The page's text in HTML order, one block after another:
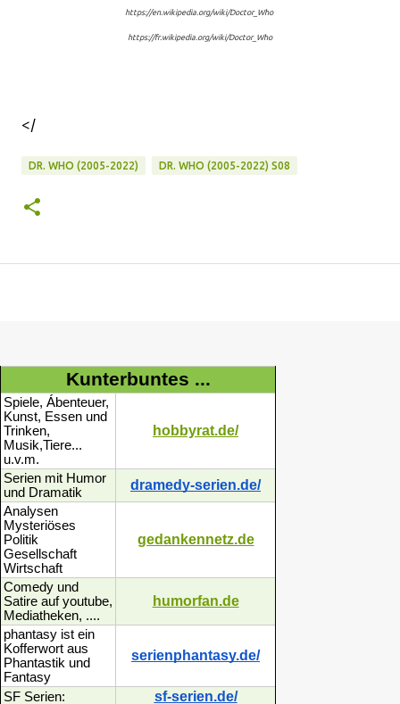
https://en.wikipedia.org/wiki/Doctor_Who
https://fr.wikipedia.org/wiki/Doctor_Who
</
DR. WHO (2005-2022) DR. WHO (2005-2022) S08
Kunterbuntes ...
Spiele, Ábenteuer,
Kunst, Essen und
Trinken,
Musik,Tiere...
u.v.m.
hobbyrat.de/
Serien mit Humor
und Dramatik
dramedy-serien.de/
Analysen
Mysteriöses
Politik
Gesellschaft
Wirtschaft
gedankennetz.de
Comedy und
Satire auf youtube,
Mediatheken, ....
humorfan.de
phantasy ist ein
Kofferwort aus
Phantastik und
Fantasy
serienphantasy.de/
SF Serien: sf-serien.de/